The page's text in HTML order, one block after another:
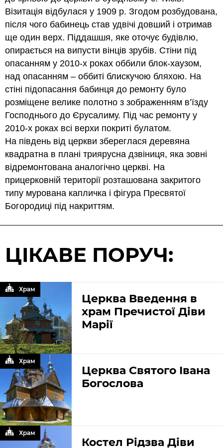
Візитація відбулася у 1909 р. Згодом розбудована,
після чого бабинець став удвічі довший і отримав
ще один верх. Піддашшя, яке оточує будівлю,
опирається на випусти вінців зрубів. Стіни під
опасанням у 2010-х роках оббили блок-хаузом,
над опасанням – оббиті блискучою бляхою. На
стіні підопасання бабинця до ремонту було
розміщене велике полотно з зображенням в’їзду
Господнього до Єрусалиму. Під час ремонту у
2010-х роках всі верхи покриті булатом.
На південь від церкви збереглася деревяна
квадратна в плані триярусна дзвіниця, яка зовні
відремонтована аналогічно церкві. На
прицерковній території розташована закритого
типу мурована капличка і фігура Пресвятої
Богородиці під накриттям.
ЦІКАВЕ ПОРУЧ:
Церква Введення в
храм Пречистої Діви
Марії
Храм
Церква Святого Івана
Богослова
Храм
Костел Рідзва Діви
Храм